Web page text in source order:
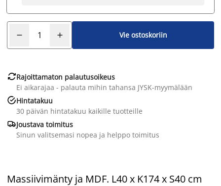
Vie ostoskoriin
Rajoittamaton palautusoikeus
Ei aikarajaa - palauta mihin tahansa JYSK-myymälään
Hintatakuu
30 päivän hintatakuu kaikille tuotteille
Joustava toimitus
Sinun valitsemasi nopea ja helppo toimitus
Massiivimänty ja MDF. L40 x K174 x S40 cm